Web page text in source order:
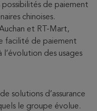
de paiement
chinoises.
et RT-Mart,
facilité de paiement
l’évolution des usages
solutions d’assurance
le groupe évolue.